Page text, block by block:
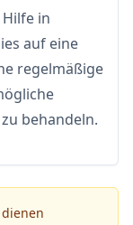
in
auf eine
regelmäßige
behandeln.